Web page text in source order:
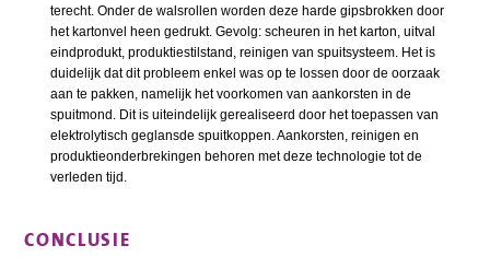
terecht. Onder de walsrollen worden deze harde gipsbrokken door
het kartonvel heen gedrukt. Gevolg: scheuren in het karton, uitval
eindprodukt, produktiestilstand, reinigen van spuitsysteem. Het is
duidelijk dat dit probleem enkel was op te lossen door de oorzaak
aan te pakken, namelijk het voorkomen van aankorsten in de
spuitmond. Dit is uiteindelijk gerealiseerd door het toepassen van
elektrolytisch geglansde spuitkoppen. Aankorsten, reinigen en
produktieonderbrekingen behoren met deze technologie tot de
verleden tijd.
CONCLUSIE